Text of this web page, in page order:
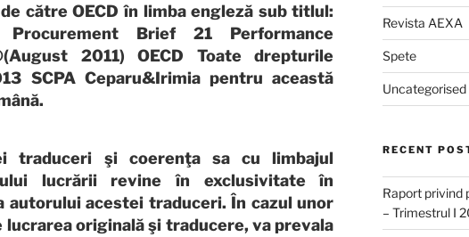
către OECD în limba engleză sub titlul:
Procurement Brief 21 Performance
2011) OECD Toate drepturile
SCPA Ceparu&Irimia pentru această
traduceri şi coerenţa sa cu limbajul
lucrării revine în exclusivitate în
autorului acestei traduceri. În cazul unor
originală şi traducere, va prevala
Revista AEXA
Spete
Uncategorised
RECENT
Raport privind
– Trimestrul I